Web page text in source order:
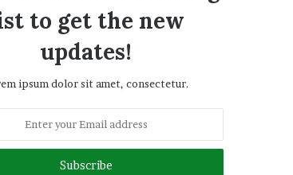
to get the new
updates!
ipsum dolor sit amet, consectetur.